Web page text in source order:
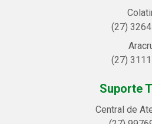
(27)
(27)
Suporte
Central de